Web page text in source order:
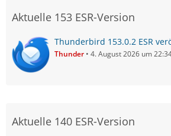
Aktuelle 153 ESR-Version
Thunderbird 153.0.2 ESR
Thunder 4. August 2026 um
Aktuelle 140 ESR-Version